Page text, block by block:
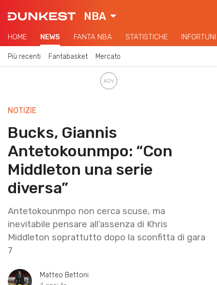
NBA
HOME NEWS FANTA NBA STATISTICHE INFORTUNI
Più recenti Fantabasket Mercato
NOTIZIE
Bucks, Giannis
Antetokounmpo: “Con
Middleton una serie
diversa”
Antetokounmpo non cerca scuse, ma
inevitabile pensare all’assenza di Khris
Middleton soprattutto dopo la sconfitta di gara
7
Matteo Bettoni